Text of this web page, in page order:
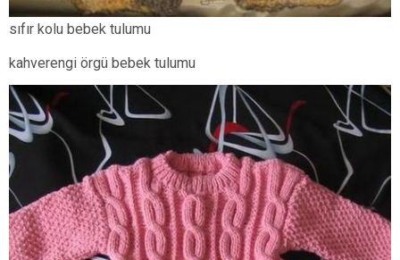
sıfır kolu bebek tulumu
kahverengi örgü bebek tulumu